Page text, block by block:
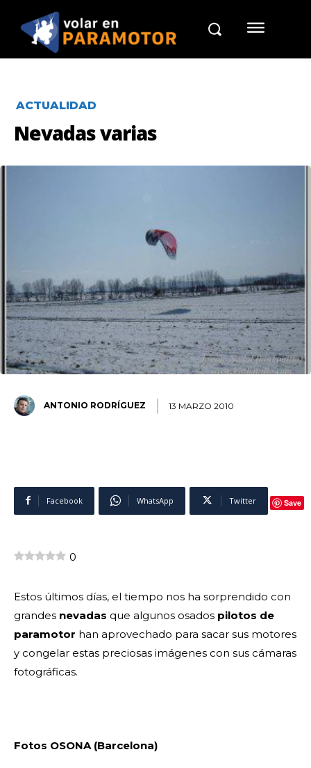
ACTUALIDAD
Nevadas varias
ANTONIO RODRÍGUEZ 13 MARZO 2010
Facebook WhatsApp Twitter Save
0
Estos últimos días, el tiempo nos ha sorprendido con
grandes nevadas que algunos osados pilotos de
paramotor han aprovechado para sacar sus motores
y congelar estas preciosas imágenes con sus cámaras
fotográficas.
Fotos OSONA (Barcelona)